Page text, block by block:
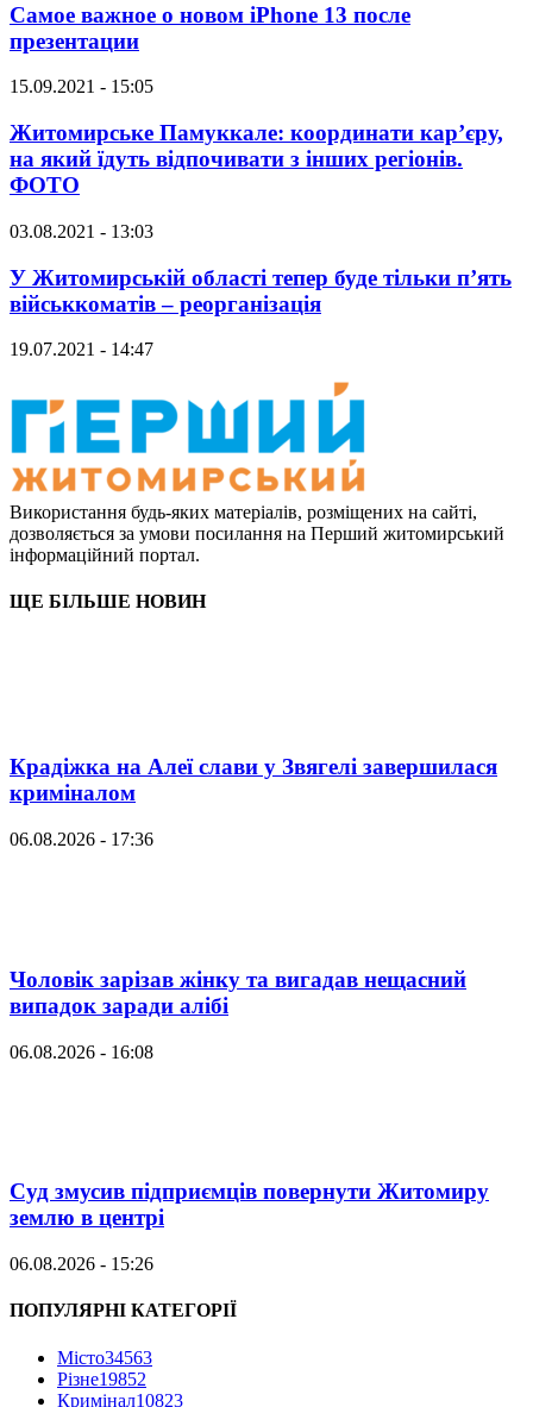
Самое важное о новом iPhone 13 после
презентации
15.09.2021 - 15:05
Житомирське Памуккале: координати кар’єру,
на який їдуть відпочивати з інших регіонів.
ФОТО
03.08.2021 - 13:03
У Житомирській області тепер буде тільки п’ять
військкоматів – реорганізація
19.07.2021 - 14:47
Використання будь-яких матеріалів, розміщених на сайті,
дозволяється за умови посилання на Перший житомирський
інформаційний портал.
ЩЕ БІЛЬШЕ НОВИН
Крадіжка на Алеї слави у Звягелі завершилася
криміналом
06.08.2026 - 17:36
Чоловік зарізав жінку та вигадав нещасний
випадок заради алібі
06.08.2026 - 16:08
Суд змусив підприємців повернути Житомиру
землю в центрі
06.08.2026 - 15:26
ПОПУЛЯРНІ КАТЕГОРІЇ
Місто34563
Різне19852
Кримінал10823